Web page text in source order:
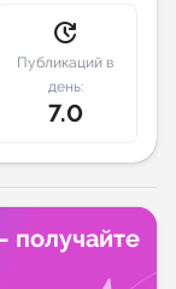
update
Публикаций в
день:
7.0
получайте